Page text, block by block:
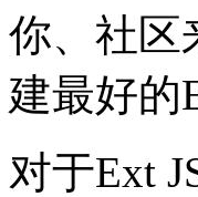
你、社区
建最好的
对于Ext